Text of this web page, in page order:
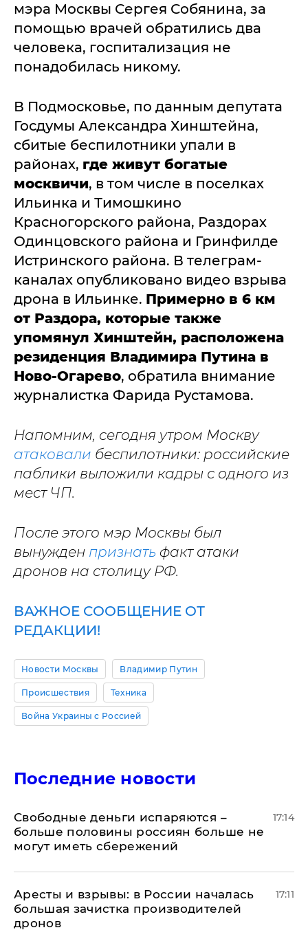
мэра Москвы Сергея Собянина, за
помощью врачей обратились два
человека, госпитализация не
понадобилась никому.
В Подмосковье, по данным депутата
Госдумы Александра Хинштейна,
сбитые беспилотники упали в
районах, где живут богатые
москвичи, в том числе в поселках
Ильинка и Тимошкино
Красногорского района, Раздорах
Одинцовского района и Гринфилде
Истринского района. В телеграм-
каналах опубликовано видео взрыва
дрона в Ильинке. Примерно в 6 км
от Раздора, которые также
упомянул Хинштейн, расположена
резиденция Владимира Путина в
Ново-Огарево, обратила внимание
журналистка Фарида Рустамова.
Напомним, сегодня утром Москву
атаковали беспилотники: российские
паблики выложили кадры с одного из
мест ЧП.
После этого мэр Москвы был
вынужден признать факт атаки
дронов на столицу РФ.
ВАЖНОЕ СООБЩЕНИЕ ОТ
РЕДАКЦИИ!
Новости Москвы Владимир Путин
Происшествия Техника
Война Украины с Россией
Последние новости
Свободные деньги испаряются –
больше половины россиян больше не
могут иметь сбережений
17:14
Аресты и взрывы: в России началась
большая зачистка производителей
дронов
17:11